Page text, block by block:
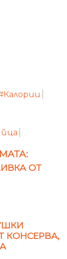
ОТ
КОНСЕРВА,